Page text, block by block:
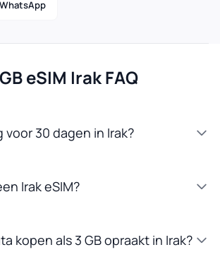
eSIM Irak FAQ
voor 30 dagen in Irak?
Irak eSIM?
kopen als 3 GB opraakt in Irak?